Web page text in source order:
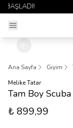
Ana Sayfa Giyim
Melike Tatar
Tam Boy
₺ 899,99